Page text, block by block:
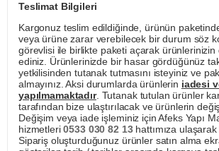
Teslimat Bilgileri
Kargonuz teslim edildiğinde, ürünün
veya ürüne zarar verebilecek bir durum söz
görevlisi ile birlikte paketi açarak
ediniz. Ürünlerinizde bir hasar gördüğünüz
yetkilisinden tutanak tutmasını isteyiniz ve
almayınız. Aksi durumlarda ürünlerin iadesi
yapılmamaktadır. Tutanak tutulan ürünler
tarafından bize ulaştırılacak ve ürünlerin
Değişim veya iade işleminiz için Afeks Yapı
hizmetleri0533 030 82 13hattımıza
Sipariş oluşturduğunuz ürünler satın alma